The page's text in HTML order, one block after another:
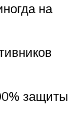
на
защиты